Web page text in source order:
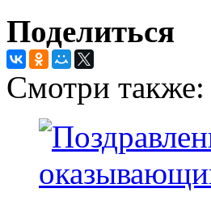
Поделиться
Смотри также: